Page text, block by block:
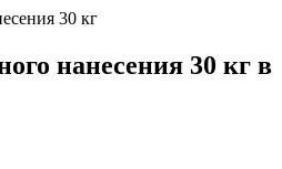
нанесения 30 кг в